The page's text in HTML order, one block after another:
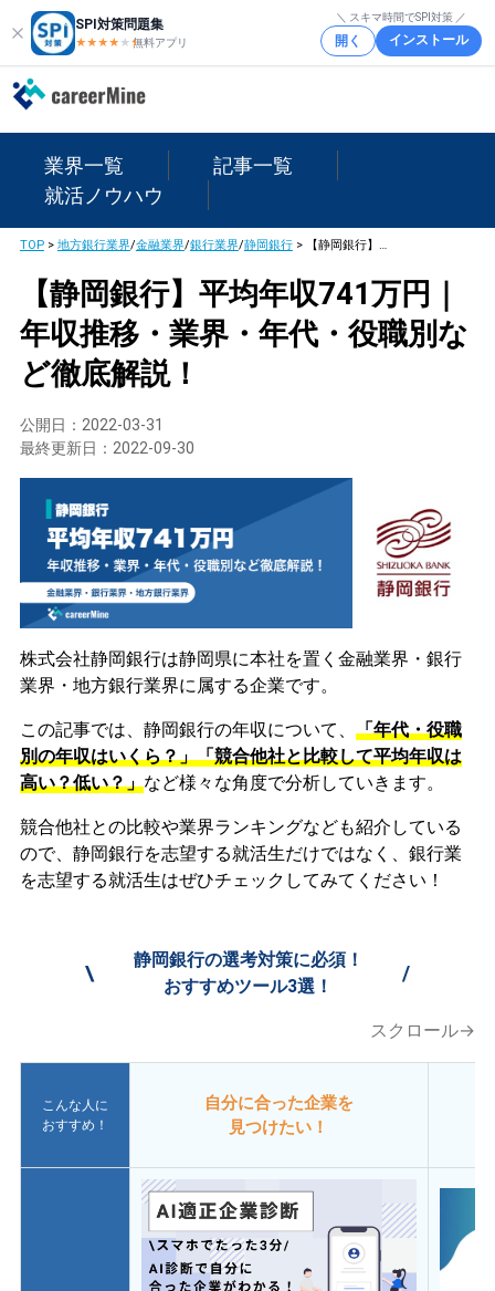
SPI対策問題集
★★★★ ★★
無料アプリ
＼ スキマ時間でSPI対策 ／
開く インストール
業界一覧
記事一覧
就活ノウハウ
TOP> 地方銀行業界/金融業界/銀行業界/静岡銀行> 【静岡銀行】平均年収741万円｜年収推移・業界・年代・役職別など徹底解説！
【静岡銀行】平均年収741万円｜
年収推移・業界・年代・役職別な
ど徹底解説！
公開日： 2022-03-31
最終更新日： 2022-09-30
株式会社静岡銀行は静岡県に本社を置く金融業界・銀行
業界・地方銀行業界に属する企業です。
この記事では、静岡銀行の年収について、 「年代・役職
別の年収はいくら？」「競合他社と比較して平均年収は
高い？低い？」など様々な角度で分析していきます。
競合他社との比較や業界ランキングなども紹介している
ので、静岡銀行を志望する就活生だけではなく、銀行業
を志望する就活生はぜひチェックしてみてください！
\
静岡銀行の選考対策に必須！
おすすめツール3選！
/
スクロール→
こんな人に
おすすめ！
自分に合った企業を
見つけたい！